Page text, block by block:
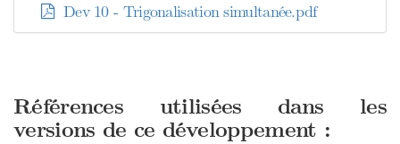
Dev 10 - Trigonalisation simultanée.pdf
Références utilisées dans les
versions de ce développement :